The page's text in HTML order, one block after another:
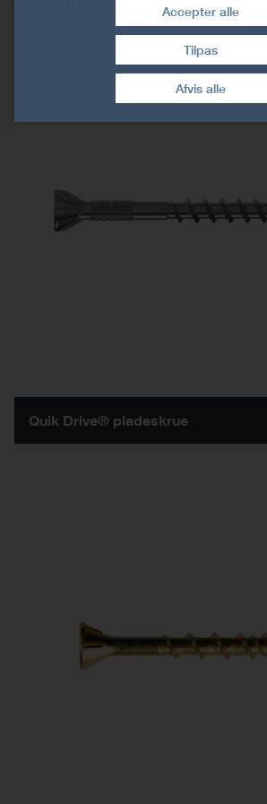
Quik Drive® pladeskrue
Afvis alle
Accepter alle
Træk samtykke tilbage
Tilpas